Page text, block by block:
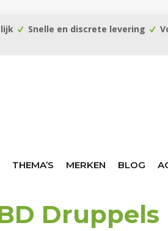
Snelle en discrete levering
THEMA’S MERKEN BLOG
Druppels